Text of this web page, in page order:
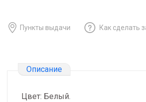
Пункты выдачи Как сделать
Описание
Цвет: Белый.